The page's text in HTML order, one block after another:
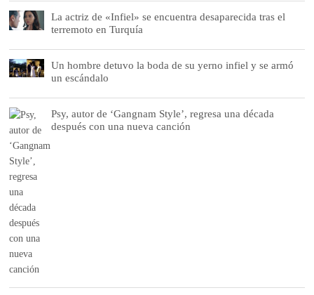
La actriz de «Infiel» se encuentra desaparecida tras el
terremoto en Turquía
Un hombre detuvo la boda de su yerno infiel y se armó
un escándalo
Psy, autor de ‘Gangnam Style’, regresa una década
después con una nueva canción